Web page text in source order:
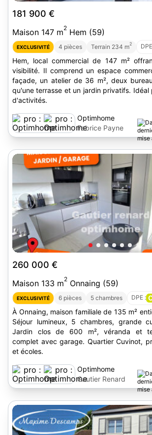
181 900 €
Maison 147 m2 Hem (59)
EXCLUSIVITÉ 4 pièces Terrain 234 m2
Hem, local commercial de 147 m²
visibilité. Il comprend un espace
façade, un atelier de 36 m², deux
qu'une terrasse et un jardin privatifs.
d'activités.
Optimhome
Fabrice Payne
260 000 €
Maison 133 m2 Onnaing (59)
EXCLUSIVITÉ 6 pièces 5 chambres DPE :
À Onnaing, maison familiale de 135 m²
Séjour lumineux, 5 chambres, grande
Jardin clos de 600 m², véranda et
complet avec garage. Quartier Cuvinot,
et écoles.
Optimhome
Gautier Renard